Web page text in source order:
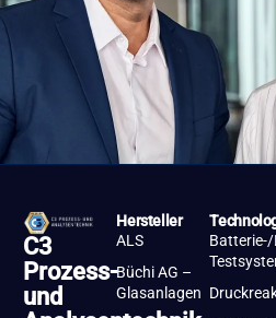
C3
Prozess-
und
Hersteller
ALS
Büchi AG –
Glasanlagen